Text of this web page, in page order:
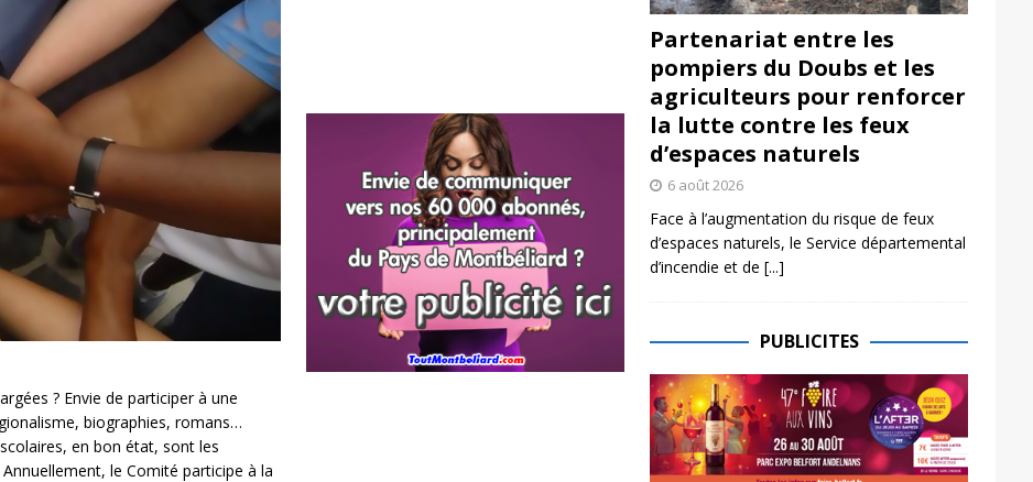
? Envie de participer à une
biographies, romans…
en bon état, sont les
le Comité participe à la
Partenariat entre les
pompiers du Doubs et les
agriculteurs pour renforcer
la lutte contre les feux
d’espaces naturels
6 août 2026
Face à l’augmentation du risque de feux
d’espaces naturels, le Service départemental
d’incendie et de [...]
PUBLICITES